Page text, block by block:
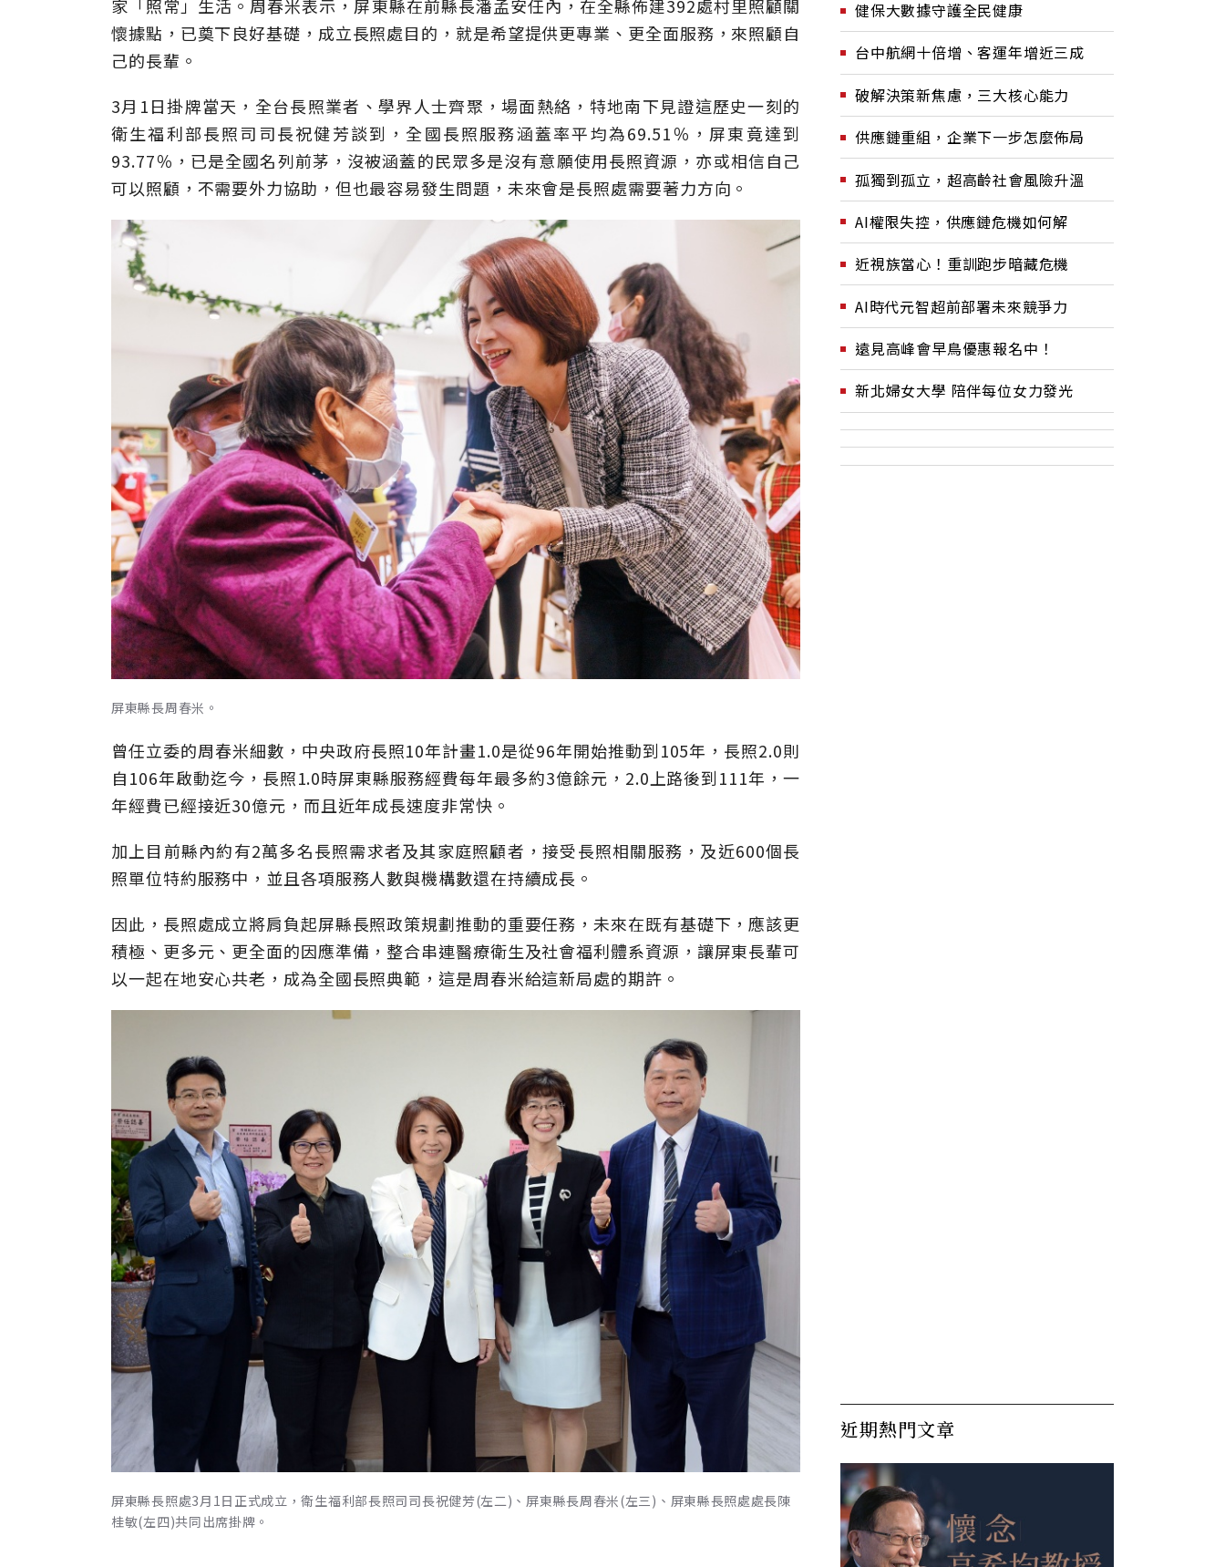
家「照常」生活。周春米表示，屏東縣在前縣長潘孟安任內，在全縣佈建392處村里照顧關
懷據點，已奠下良好基礎，成立長照處目的，就是希望提供更專業、更全面服務，來照顧自
己的長輩。
3月1日掛牌當天，全台長照業者、學界人士齊聚，場面熱絡，特地南下見證這歷史一刻的
衛生福利部長照司司長祝健芳談到，全國長照服務涵蓋率平均為69.51％，屏東竟達到
93.77％，已是全國名列前茅，沒被涵蓋的民眾多是沒有意願使用長照資源，亦或相信自己
可以照顧，不需要外力協助，但也最容易發生問題，未來會是長照處需要著力方向。
屏東縣長周春米。
曾任立委的周春米細數，中央政府長照10年計畫1.0是從96年開始推動到105年，長照2.0則
自106年啟動迄今，長照1.0時屏東縣服務經費每年最多約3億餘元，2.0上路後到111年，一
年經費已經接近30億元，而且近年成長速度非常快。
加上目前縣內約有2萬多名長照需求者及其家庭照顧者，接受長照相關服務，及近600個長
照單位特約服務中，並且各項服務人數與機構數還在持續成長。
因此，長照處成立將肩負起屏縣長照政策規劃推動的重要任務，未來在既有基礎下，應該更
積極、更多元、更全面的因應準備，整合串連醫療衛生及社會福利體系資源，讓屏東長輩可
以一起在地安心共老，成為全國長照典範，這是周春米給這新局處的期許。
屏東縣長照處3月1日正式成立，衛生福利部長照司司長祝健芳(左二)、屏東縣長周春米(左三)、屏東縣長照處處長陳
桂敏(左四)共同出席掛牌。
健保大數據守護全民健康
台中航網十倍增、客運年增近三成
破解決策新焦慮，三大核心能力
供應鏈重組，企業下一步怎麼佈局
孤獨到孤立，超高齡社會風險升溫
AI權限失控，供應鏈危機如何解
近視族當心！重訓跑步暗藏危機
AI時代元智超前部署未來競爭力
遠見高峰會早鳥優惠報名中！
新北婦女大學 陪伴每位女力發光
近期熱門文章